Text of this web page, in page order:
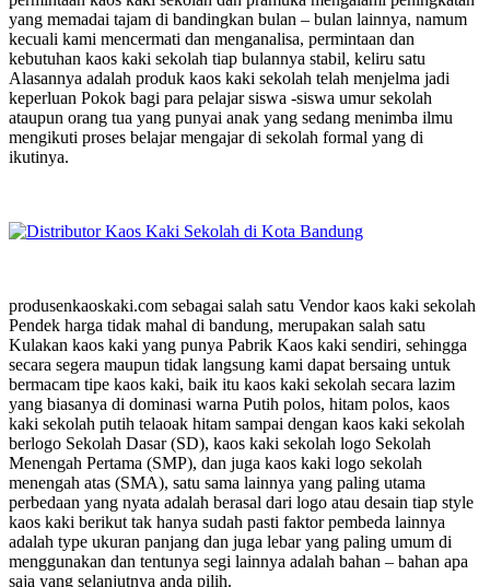
yang memadai tajam di bandingkan bulan – bulan lainnya, namum
kecuali kami mencermati dan menganalisa, permintaan dan
kebutuhan kaos kaki sekolah tiap bulannya stabil, keliru satu
Alasannya adalah produk kaos kaki sekolah telah menjelma jadi
keperluan Pokok bagi para pelajar siswa -siswa umur sekolah
ataupun orang tua yang punyai anak yang sedang menimba ilmu
mengikuti proses belajar mengajar di sekolah formal yang di
ikutinya.
produsenkaoskaki.com sebagai salah satu Vendor kaos kaki sekolah
Pendek harga tidak mahal di bandung, merupakan salah satu
Kulakan kaos kaki yang punya Pabrik Kaos kaki sendiri, sehingga
secara segera maupun tidak langsung kami dapat bersaing untuk
bermacam tipe kaos kaki, baik itu kaos kaki sekolah secara lazim
yang biasanya di dominasi warna Putih polos, hitam polos, kaos
kaki sekolah putih telaoak hitam sampai dengan kaos kaki sekolah
berlogo Sekolah Dasar (SD), kaos kaki sekolah logo Sekolah
Menengah Pertama (SMP), dan juga kaos kaki logo sekolah
menengah atas (SMA), satu sama lainnya yang paling utama
perbedaan yang nyata adalah berasal dari logo atau desain tiap style
kaos kaki berikut tak hanya sudah pasti faktor pembeda lainnya
adalah type ukuran panjang dan juga lebar yang paling umum di
menggunakan dan tentunya segi lainnya adalah bahan – bahan apa
saja yang selanjutnya anda pilih.